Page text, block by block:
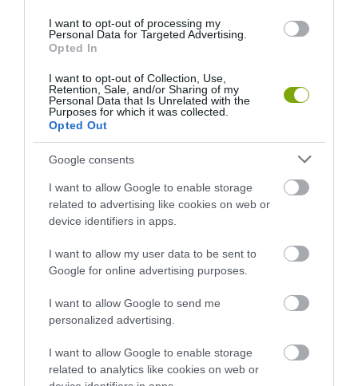
I want to opt-out of processing my
Personal Data for Targeted Advertising.
Opted In
I want to opt-out of Collection, Use,
Retention, Sale, and/or Sharing of my
Personal Data that Is Unrelated with the
Purposes for which it was collected.
Opted Out
Google consents
I want to allow Google to enable storage
related to advertising like cookies on web or
device identifiers in apps.
I want to allow my user data to be sent to
Google for online advertising purposes.
I want to allow Google to send me
personalized advertising.
I want to allow Google to enable storage
related to analytics like cookies on web or
TEXTILJEI ÚJRA ÖSSZEÁLLTAK:
2026-06-29
NEM MINDENKI MENEKÜLT
SEGÍTENI PRÓBÁLT
2026-06-23